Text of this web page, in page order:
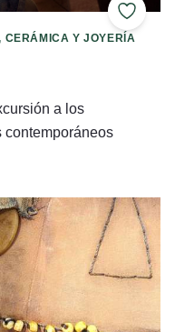
Añadir
CERÁMICA Y JOYERÍA
a los
contemporáneos